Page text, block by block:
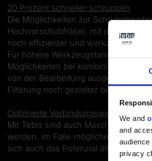
We and
and
privacy
20 Prozent schneller schruppen
Die Möglichkeiten zur
Hochvorschubfräser, mit denen vor
noch effizienter und
Für höhere Werkzeugstandzeiten
Möglichkeiten bei kombinierten
von der Bearbeitung ausgenommen
Filterung noch gezielter beeinflussen.
Optimierte Verbindungswege für 3-
Mit Tebis sind auch
werden. Im Falle möglicher
sich auch das Potenzial älterer 3-